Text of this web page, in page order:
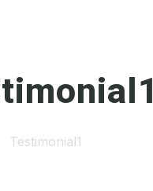
Testimonial1